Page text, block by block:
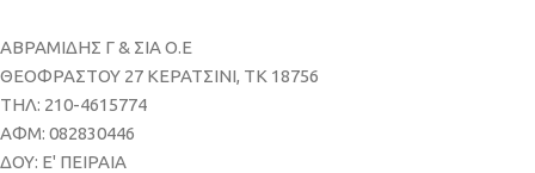
ΑΒΡΑΜΙΔΗΣ Γ & ΣΙΑ Ο.Ε
ΘΕΟΦΡΑΣΤΟΥ 27 ΚΕΡΑΤΣΙΝΙ, ΤΚ 18756
ΤΗΛ: 210-4615774
ΑΦΜ: 082830446
ΔΟΥ: Ε' ΠΕΙΡΑΙΑ